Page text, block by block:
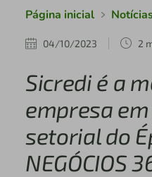
Página inicial
04/10/2023 2
Sicredi é a
empresa
setorial do
NEGÓCIOS